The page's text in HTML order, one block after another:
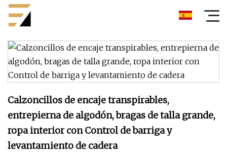
Calzoncillos de encaje transpirables,
entrepierna de algodón, bragas de talla grande,
ropa interior con Control de barriga y
levantamiento de cadera